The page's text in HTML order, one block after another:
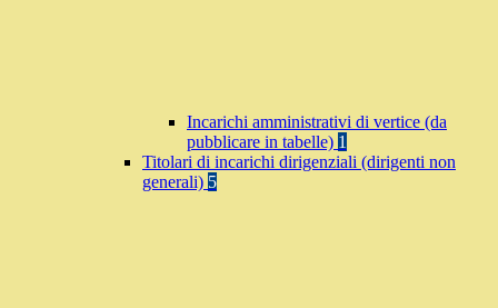
Incarichi amministrativi di vertice (da
pubblicare in tabelle) 1
Titolari di incarichi dirigenziali (dirigenti non
generali) 5